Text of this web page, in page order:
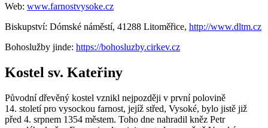
Web: www.farnostvysoke.cz
Biskupství: Dómské náměstí, 41288 Litoměřice, http://www.dltm.cz
Bohoslužby jinde: https://bohosluzby.cirkev.cz
Kostel sv. Kateřiny
Původní dřevěný kostel vznikl nejpozději v první polovině
14. století pro vysockou farnost, jejíž střed, Vysoké, bylo jistě již
před 4. srpnem 1354 městem. Toho dne nahradil kněz Petr